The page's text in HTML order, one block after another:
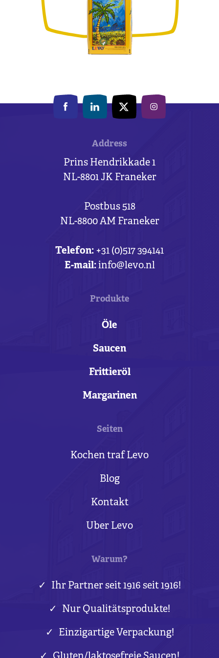
Address
Prins Hendrikkade 1
NL-8801 JK Franeker
Postbus 518
NL-8800 AM Franeker
Telefon: +31 (0)517 394141
E-mail:info@levo.nl
Produkte
Öle
Saucen
Frittieröl
Margarinen
Seiten
Kochen traf Levo
Blog
Kontakt
Uber Levo
Warum?
Ihr Partner seit 1916 seit 1916!
Nur Qualitätsprodukte!
Einzigartige Verpackung!